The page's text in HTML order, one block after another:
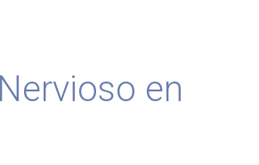
en